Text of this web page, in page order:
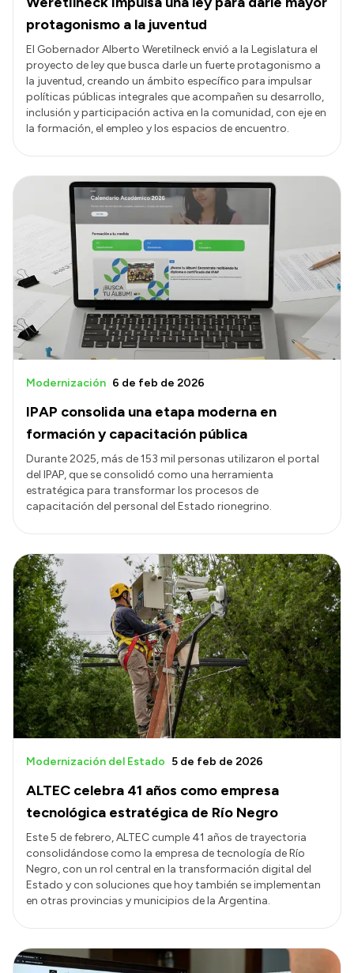
protagonismo a la juventud
El Gobernador Alberto Weretilneck envió a la Legislatura el
proyecto de ley que busca darle un fuerte protagonismo a
la juventud, creando un ámbito específico para impulsar
políticas públicas integrales que acompañen su desarrollo,
inclusión y participación activa en la comunidad, con eje en
la formación, el empleo y los espacios de encuentro.
IPAP consolida una etapa moderna en
formación y capacitación pública
Modernización 6 de feb de 2026
Durante 2025, más de 153 mil personas utilizaron el portal
del IPAP, que se consolidó como una herramienta
estratégica para transformar los procesos de
capacitación del personal del Estado rionegrino.
ALTEC celebra 41 años como empresa
tecnológica estratégica de Río Negro
Modernización del Estado 5 de feb de 2026
Este 5 de febrero, ALTEC cumple 41 años de trayectoria
consolidándose como la empresa de tecnología de Río
Negro, con un rol central en la transformación digital del
Estado y con soluciones que hoy también se implementan
en otras provincias y municipios de la Argentina.